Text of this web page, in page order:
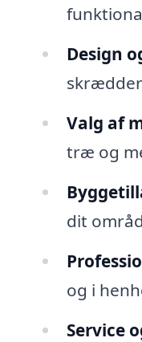
Design
Valg af
træ og
dit
og i
Service